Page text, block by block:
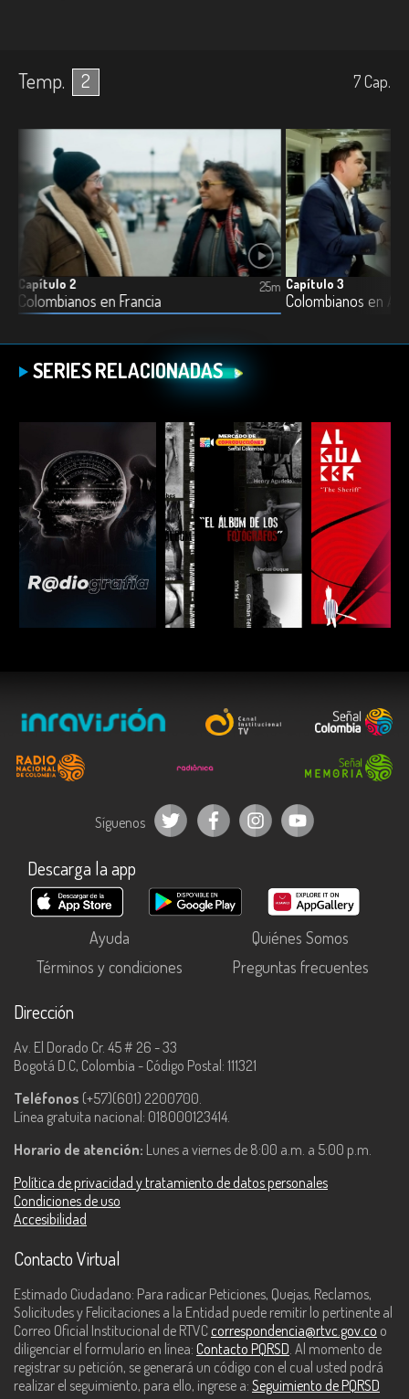
Temp. 2 7Cap.
Capítulo 2
Colombianos en Francia
25m Capítulo 3
Colombianos en
SERIES RELACIONADAS
ESCUCHAR
Síguenos
Descarga la app
Ayuda
Quiénes Somos
Términos y condiciones
Preguntas frecuentes
Dirección
Av. El Dorado Cr. 45 # 26 - 33
Bogotá D.C, Colombia - Código Postal: 111321
Teléfonos (+57)(601) 2200700.
Línea gratuita nacional: 018000123414.
Horario de atención: Lunes a viernes de 8:00 a.m. a 5:00 p.m.
Política de privacidad y tratamiento de datos personales
Condiciones de uso
Accesibilidad
Contacto Virtual
Estimado Ciudadano: Para radicar Peticiones, Quejas, Reclamos,
Solicitudes y Felicitaciones a la Entidad puede remitir lo pertinente al
Correo Oficial Institucional de RTVC correspondencia@rtvc.gov.co o
diligenciar el formulario en línea: Contacto PQRSD. Al momento de
registrar su petición, se generará un código con el cual usted podrá
realizar el seguimiento, para ello, ingrese a: Seguimiento de PQRSD